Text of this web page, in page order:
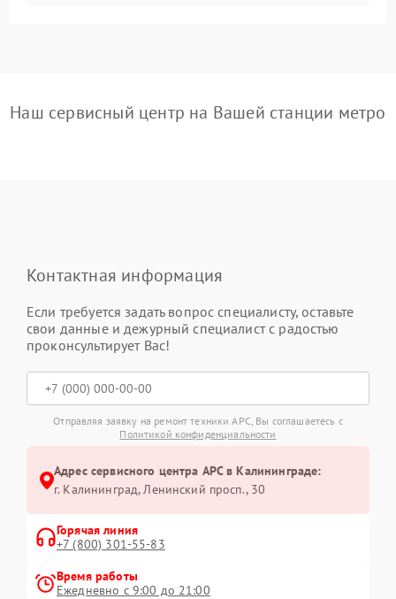
Наш сервисный центр на Вашей станции метро
Контактная информация
Если требуется задать вопрос специалисту, оставьте
свои данные и дежурный специалист с радостью
проконсультирует Вас!
Отправляя заявку на ремонт техники APC, Вы соглашаетесь с
Политикой конфиденциальности
Адрес сервисного центра APC в Калининграде:
г. Калининград, Ленинский просп., 30
Горячая линия
+7 (800) 301-55-83
Время работы
Ежедневно с 9:00 до 21:00